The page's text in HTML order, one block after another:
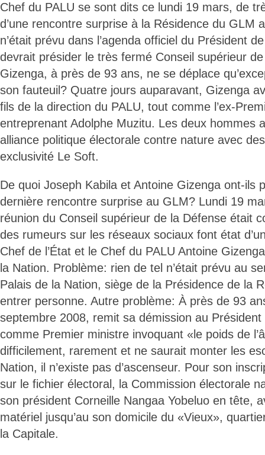
Chef du PALU se sont dits ce lundi 19 mars, de
d’une rencontre surprise à la Résidence du GLM
n’était prévu dans l’agenda officiel du Président
devrait présider le très fermé Conseil supérieur
Gizenga, à près de 93 ans, ne se déplace
son fauteuil? Quatre jours auparavant, Gizenga
fils de la direction du PALU, tout comme l’ex-
entreprenant Adolphe Muzitu. Les deux hommes
alliance politique électorale contre nature avec
exclusivité Le Soft.
De quoi Joseph Kabila et Antoine Gizenga ont-ils
dernière rencontre surprise au GLM? Lundi 19
réunion du Conseil supérieur de la Défense était
des rumeurs sur les réseaux sociaux font état
Chef de l’État et le Chef du PALU Antoine
la Nation. Problème: rien de tel n’était prévu au
Palais de la Nation, siège de la Présidence de la
entrer personne. Autre problème: À près de 93
septembre 2008, remit sa démission au Président
comme Premier ministre invoquant «le poids de
difficilement, rarement et ne saurait monter les
Nation, il n’existe pas d’ascenseur. Pour son
sur le fichier électoral, la Commission électorale
son président Corneille Nangaa Yobeluo en tête,
matériel jusqu’au son domicile du «Vieux»,
la Capitale.